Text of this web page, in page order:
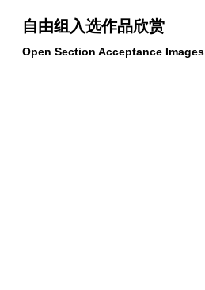
自由组入选作品欣赏
Open Section Acceptance Images